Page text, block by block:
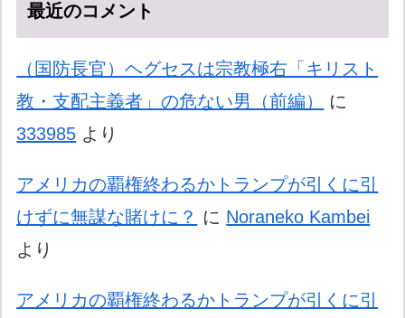
最近のコメント
（国防長官）ヘグセスは宗教極右「キリスト
教・支配主義者」の危ない男（前編）
に
333985 より
アメリカの覇権終わるかトランプが引くに引
けずに無謀な賭けに？ に Noraneko Kambei
より
アメリカの覇権終わるかトランプが引くに引